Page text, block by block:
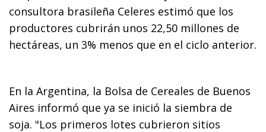
consultora brasileña Celeres estimó que los
productores cubrirán unos 22,50 millones de
hectáreas, un 3% menos que en el ciclo anterior.
En la Argentina, la Bolsa de Cereales de Buenos
Aires informó que ya se inició la siembra de
soja. "Los primeros lotes cubrieron sitios